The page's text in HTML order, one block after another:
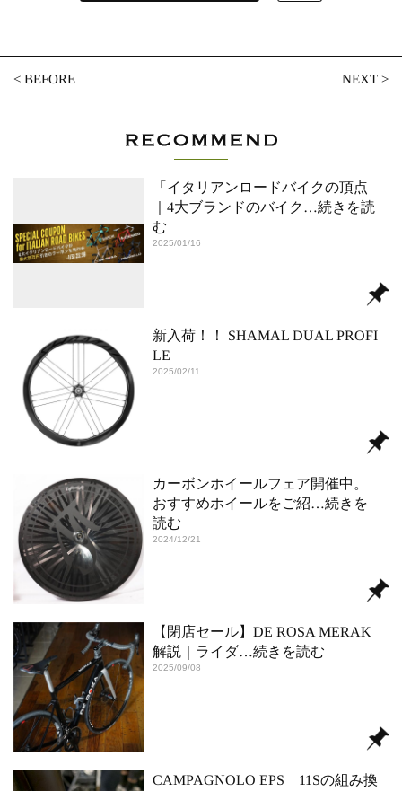
<BEFORE NEXT>
「イタリアンロードバイクの頂点
｜4大ブランドのバイク …続きを読
む
2025/01/16
新入荷！！ SHAMAL DUAL PROFI
LE
2025/02/11
カーボンホイールフェア開催中。
おすすめホイールをご紹…続きを
読む
2024/12/21
【閉店セール】DE ROSA MERAK
解説｜ライダ…続きを読む
2025/09/08
CAMPAGNOLO EPS 11Sの組み換